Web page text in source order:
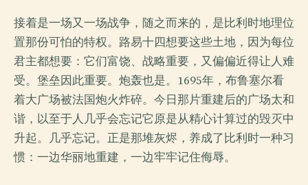
接着是一场又一场战争，随之而来的，是比利时地理位
置那份可怕的特权。路易十四想要这些土地，因为每位
君主都想要：它们富饶、战略重要，又偏偏近得让人难
受。堡垒因此重要。炮轰也是。1695年，布鲁塞尔看
着大广场被法国炮火炸碎。今日那片重建后的广场太和
谐，以至于人几乎会忘记它原是从精心计算过的毁灭中
升起。几乎忘记。正是那堆灰烬，养成了比利时一种习
惯：一边华丽地重建，一边牢牢记住侮辱。